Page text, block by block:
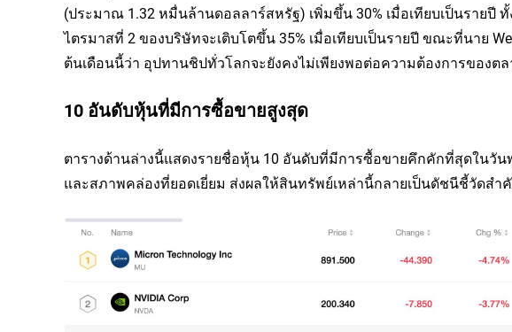
(ประมาณ 1.32 หมื่นล้านดอลลาร์สหรัฐ) เพิ่มขึ้น 30% เมื่อเทียบเป็นรายปี
ไตรมาสที่ 2 ของบริษัทจะเติบโตขึ้น 35% เมื่อเทียบเป็นรายปี ขณะที่นาย
ต้นเดือนนี้ว่า อุปทานชิปทั่วโลกจะยังคงไม่เพียงพอต่อความต้องการของต
10 อันดับหุ้นที่มีการซื้อขายสูงสุด
ตารางด้านล่างนี้แสดงรายชื่อหุ้น 10 อันดับที่มีการซื้อขายคึกคักที่สุดในวั
และสภาพคล่องที่ยอดเยี่ยม ส่งผลให้สินทรัพย์เหล่านี้กลายเป็นดัชนีชี้วัดส